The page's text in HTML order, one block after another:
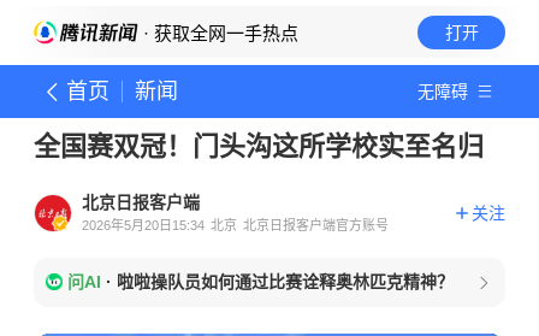
· 获取全网一手热点 打开
首页 新闻 无障碍
全国赛双冠！门头沟这所学校实至名归
北京日报客户端
2026年5月20日15:34 北京 北京日报客户端官方账号
关注
问AI · 啦啦操队员如何通过比赛诠释奥林匹克精神？